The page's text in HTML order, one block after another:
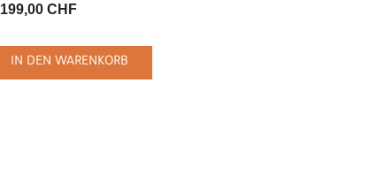
CHF
IN DEN WARENKORB